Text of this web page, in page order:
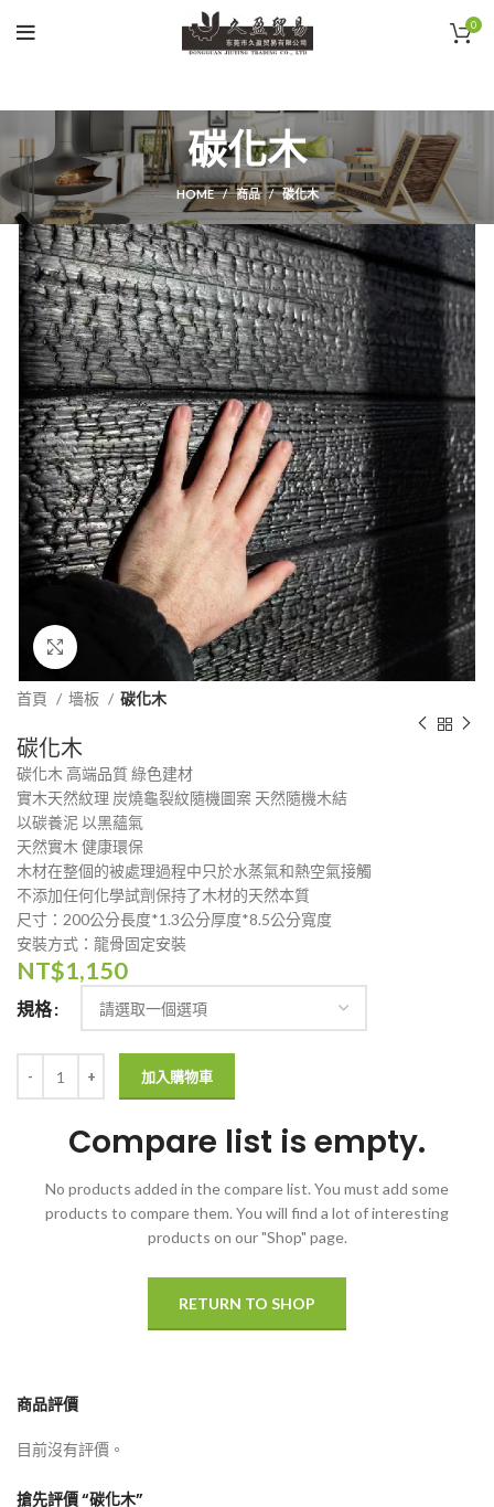
0
碳化木
HOME 商品 碳化木
Click to enlarge
首頁 墻板 碳化木
碳化木
碳化木 高端品質 綠色建材
實木天然紋理 炭燒龜裂紋隨機圖案 天然隨機木結
以碳養泥 以黑蘊氣
天然實木 健康環保
木材在整個的被處理過程中只於水蒸氣和熱空氣接觸
不添加任何化學試劑保持了木材的天然本質
尺寸：200公分長度*1.3公分厚度*8.5公分寬度
安裝方式：龍骨固定安裝
NT$1,150
規格
加入購物車
Compare list is empty.
No products added in the compare list. You must add some
products to compare them. You will find a lot of interesting
products on our "Shop" page.
RETURN TO SHOP
商品評價
目前沒有評價。
搶先評價 “碳化木”